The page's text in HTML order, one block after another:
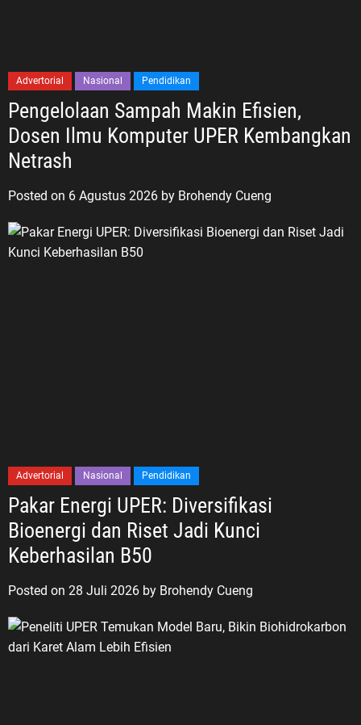
Advertorial Nasional Pendidikan
Pengelolaan Sampah Makin Efisien,
Dosen Ilmu Komputer UPER Kembangkan
Netrash
Posted on 6 Agustus 2026 by Brohendy Cueng
Advertorial Nasional Pendidikan
Pakar Energi UPER: Diversifikasi
Bioenergi dan Riset Jadi Kunci
Keberhasilan B50
Posted on 28 Juli 2026 by Brohendy Cueng